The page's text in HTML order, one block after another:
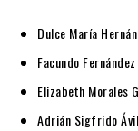
Dulce María
Facundo
Elizabeth Morales
Adrián Sigfrido